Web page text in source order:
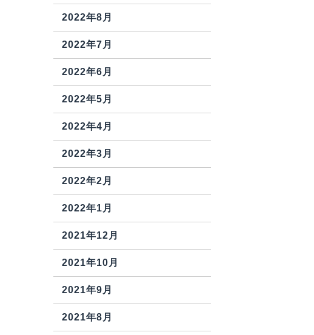
2022年8月
2022年7月
2022年6月
2022年5月
2022年4月
2022年3月
2022年2月
2022年1月
2021年12月
2021年10月
2021年9月
2021年8月